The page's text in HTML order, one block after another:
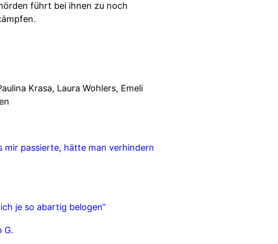
führt bei ihnen zu noch
Krasa, Laura Wohlers, Emeli
mir passierte, hätte man verhindern
je so abartig belogen“
G.